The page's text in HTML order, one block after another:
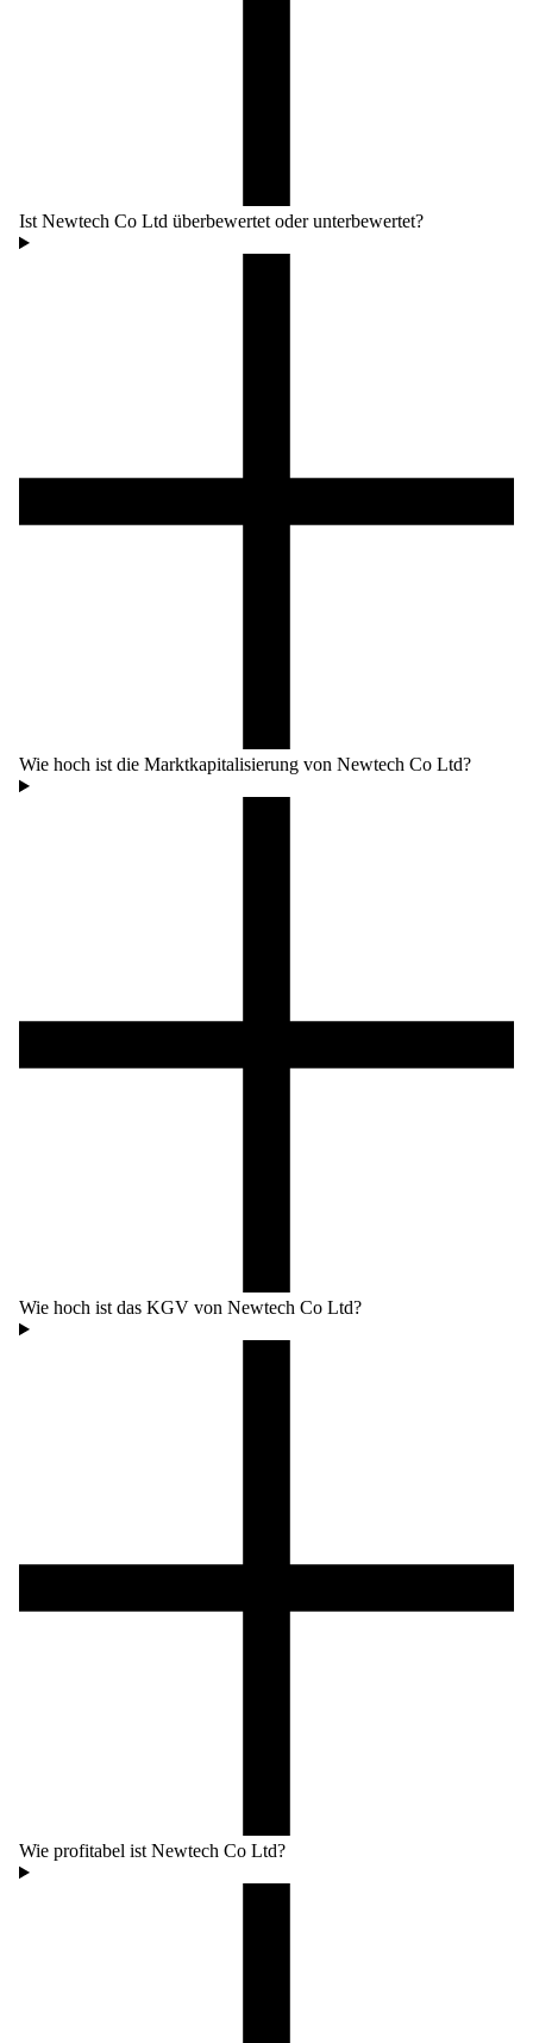
Ist Newtech Co Ltd überbewertet oder unterbewertet?
Wie hoch ist die Marktkapitalisierung von Newtech Co Ltd?
Wie hoch ist das KGV von Newtech Co Ltd?
Wie profitabel ist Newtech Co Ltd?